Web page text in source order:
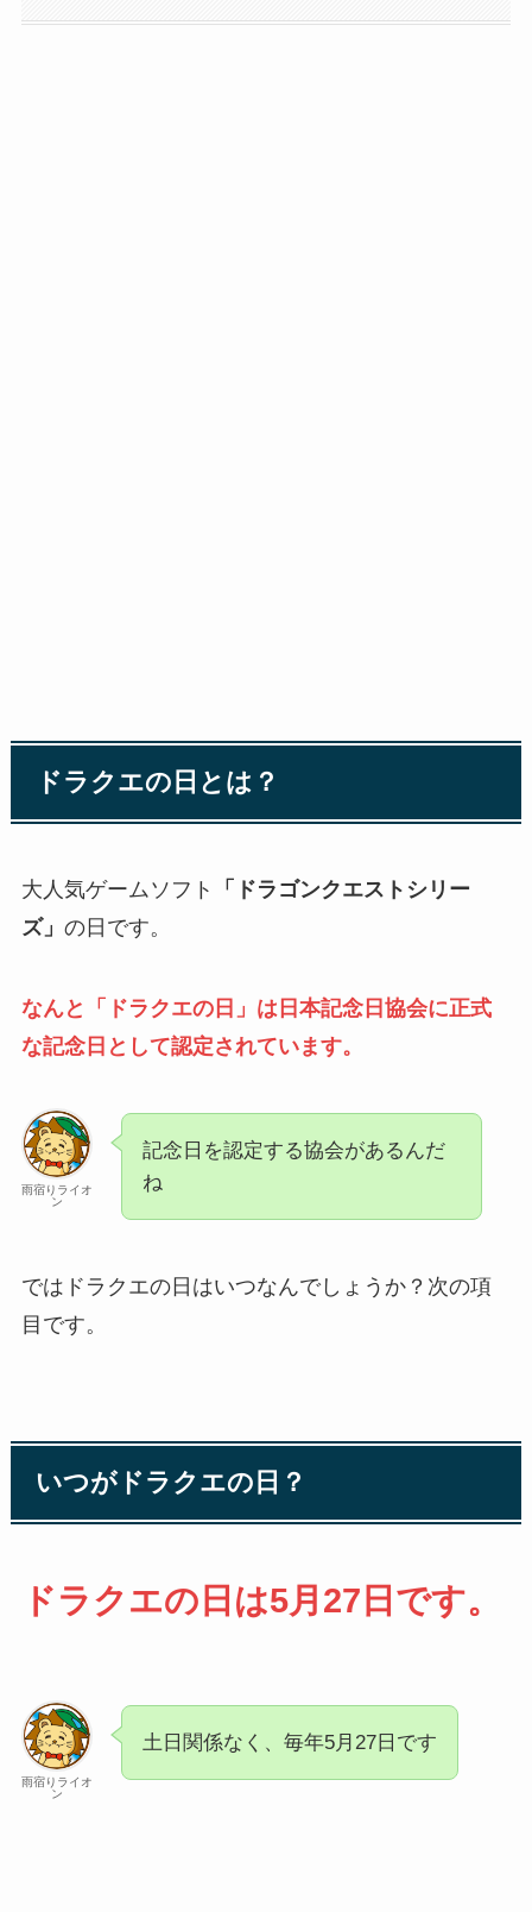
ドラクエの日とは？
大人気ゲームソフト
「ドラゴンクエストシリー
ズ」 の日です。
なんと「ドラクエの日」は日本記念日協会に正式
な記念日として認定されています。
雨宿りライオ
ン
記念日を認定する協会があるんだ
ね
ではドラクエの日はいつなんでしょうか？次の項
目です。
いつがドラクエの日？
ドラクエの日は5月27日です。
雨宿りライオ
ン
土日関係なく、毎年5月27日です